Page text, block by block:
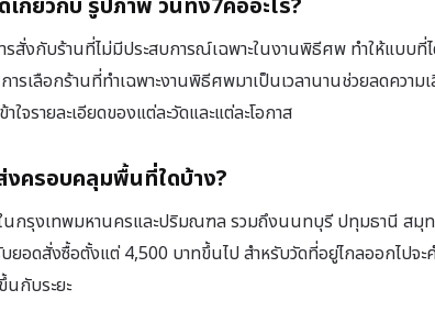
งกับร้านที่ไม่มีประสบการณ์เฉพาะในงานพิธีศพ ทำให้แบบที่ไ
ารเลือกร้านที่ทำเฉพาะงานพิธีศพมาเป็นเวลานานช่วยลดควา
จรายละเอียดของแต่ละวัดและแต่ละโอกาส
ครอบคลุมพื้นที่ใดบ้าง?
กรุงเทพมหานครและปริมณฑล รวมถึงนนทบุรี ปทุมธานี สมุท
ยอดสั่งซื้อตั้งแต่ 4,500 บาทขึ้นไป สำหรับวัดที่อยู่ไกลออกไปจะ
กับระยะ